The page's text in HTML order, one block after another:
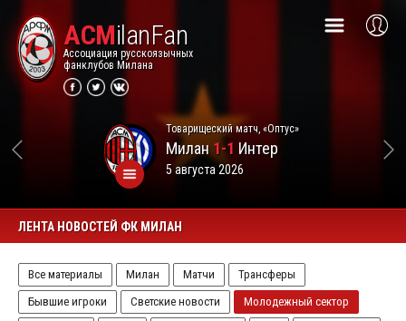
ACMilanFan
Ассоциация русскоязычных
фанклубов Милана
Товарищеский матч, «Оптус»
Милан1-1 Интер
5 августа 2026
ЛЕНТА НОВОСТЕЙ ФК МИЛАН
Все материалы Милан Матчи
Трансферы
Бывшие игроки
Светские новости
Молодежный сектор